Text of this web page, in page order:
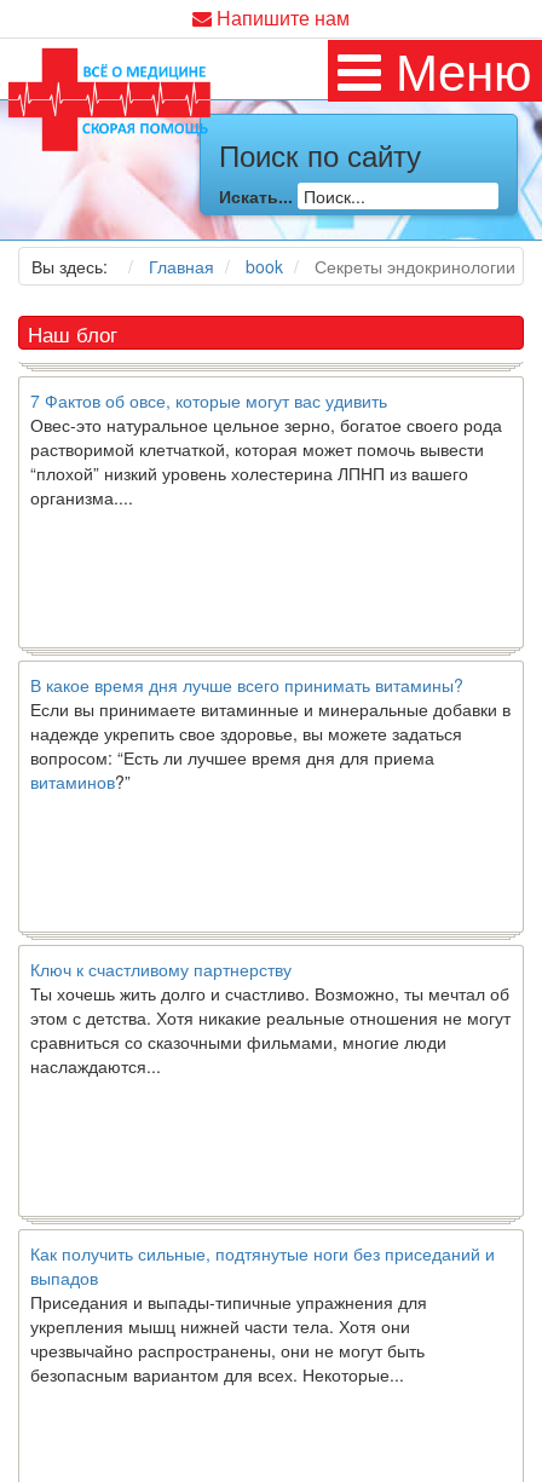
Напишите нам
Меню
Поиск по сайту
Искать...
Вы здесь: Главная book Секреты эндокринологии
Наш блог
Как я заболел во время локдауна?
Это странная ситуация: вы соблюдали все меры
предосторожности COVID-19 (вы почти все время дома),
но, тем не менее, вы каким-то образом простудились. Вы
можете задаться...
5 причин обратить внимание на средиземноморскую диету
Как диетолог, я вижу, что многие причудливые диеты
приходят в нашужизньи быстро исчезают из нее. Многие
из них это скорее наказание, чем способ питаться
7 Фактов об овсе, которые могут вас удивить
Овес-это натуральное цельное зерно, богатое своего рода
растворимой клетчаткой, которая может помочь вывести
“плохой” низкий уровень холестерина ЛПНП из вашего
организма....
В какое время дня лучше всего принимать витамины?
Если вы принимаете витаминные и минеральные добавки в
надежде укрепить свое здоровье, вы можете задаться
вопросом: “Есть ли лучшее время дня для приема
витаминов?”
Ключ к счастливому партнерству
Ты хочешь жить долго и счастливо. Возможно, ты мечтал об
этом с детства. Хотя никакие реальные отношения не могут
сравниться со сказочными фильмами, многие люди
наслаждаются...
Как получить сильные, подтянутые ноги без приседаний и
выпадов
Приседания и выпады-типичные упражнения для
укрепления мышц нижней части тела. Хотя они
чрезвычайно распространены, они не могут быть
безопасным вариантом для всех. Некоторые...